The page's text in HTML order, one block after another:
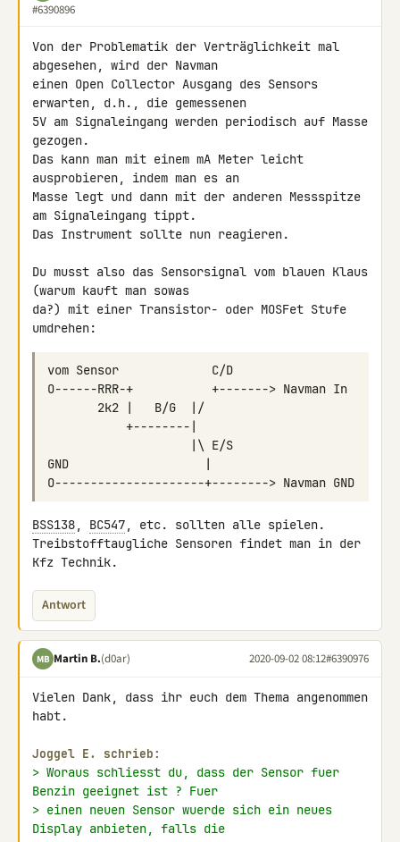
#6390896
Von der Problematik der Verträglichkeit mal
abgesehen, wird der Navman
einen Open Collector Ausgang des Sensors
erwarten, d.h., die gemessenen
5V am Signaleingang werden periodisch auf Masse
gezogen.
Das kann man mit einem mA Meter leicht
ausprobieren, indem man es an
Masse legt und dann mit der anderen Messspitze
am Signaleingang tippt.
Das Instrument sollte nun reagieren.
Du musst also das Sensorsignal vom blauen Klaus
(warum kauft man sowas
da?) mit einer Transistor- oder MOSFet Stufe
umdrehen:
BSS138, BC547, etc. sollten alle spielen.
Treibstofftaugliche Sensoren findet man in der
Kfz Technik.
Antwort
MB Martin B.(d0ar) 2020-09-02 08:12#6390976
Vielen Dank, dass ihr euch dem Thema angenommen
habt.
Joggel E. schrieb:
> Woraus schliesst du, dass der Sensor fuer
Benzin geeignet ist ? Fuer
> einen neuen Sensor wuerde sich ein neues
Display anbieten, falls die